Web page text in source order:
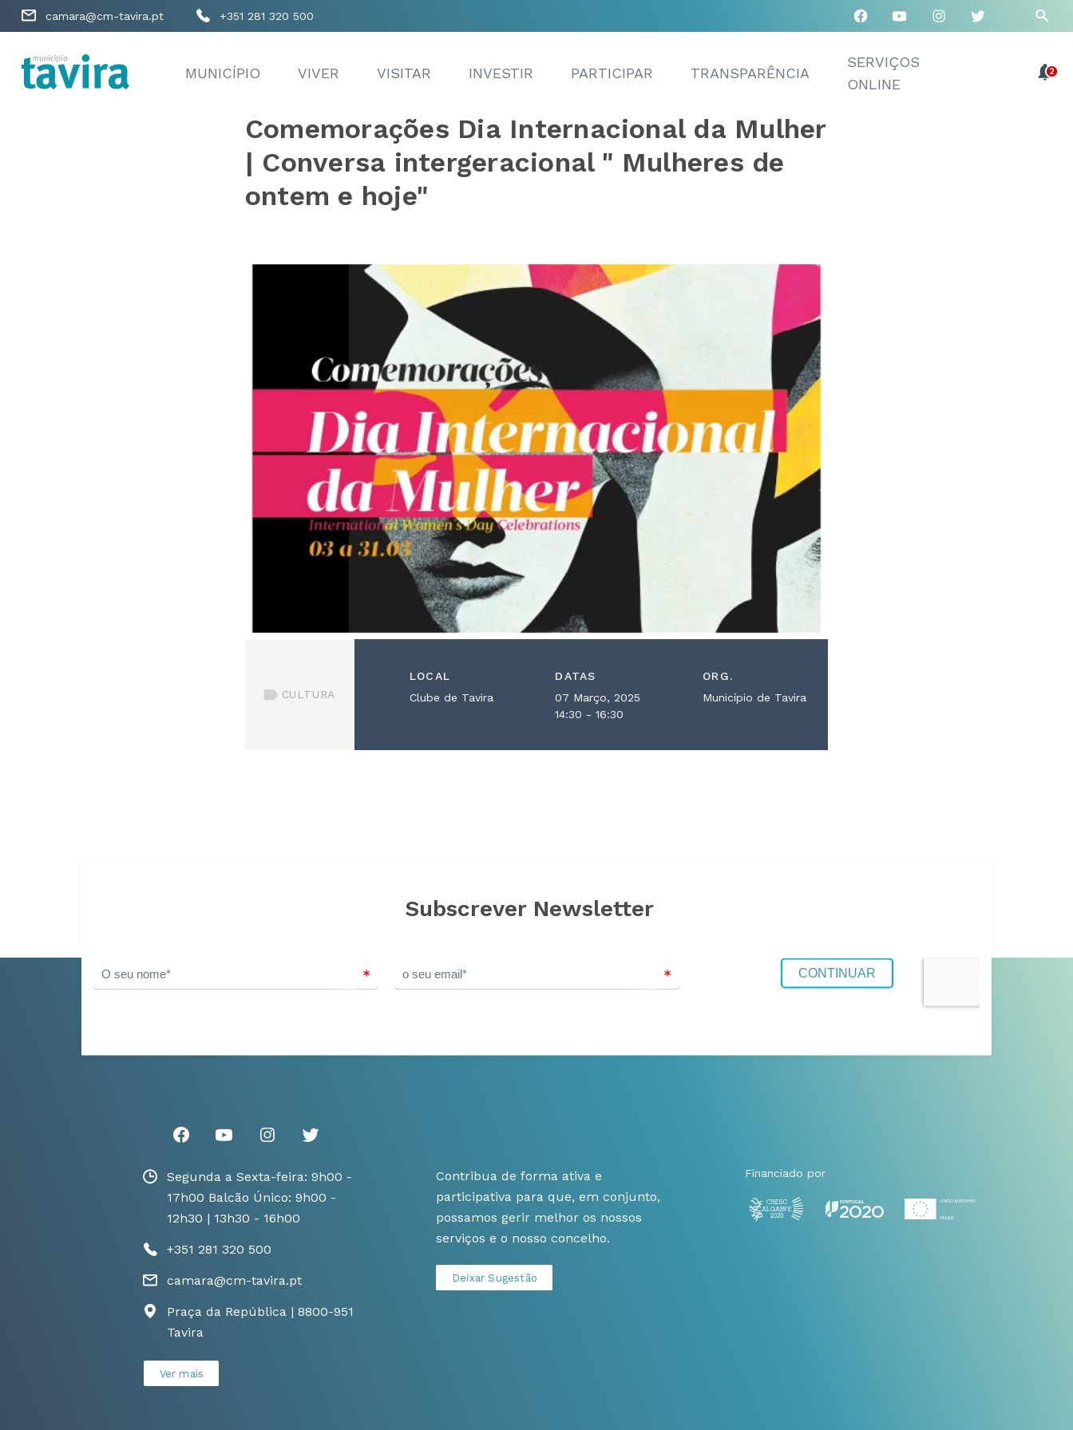
camara@cm-tavira.pt +351 281 320 500
MUNICÍPIO VIVER VISITAR INVESTIR PARTICIPAR TRANSPARÊNCIA
SERVIÇOS
ONLINE
2
Comemorações Dia Internacional da Mulher
| Conversa intergeracional " Mulheres de
ontem e hoje"
CULTURA
LOCAL
Clube de Tavira
DATAS
07 Março, 2025
14:30 - 16:30
ORG.
Município de Tavira
Subscrever Newsletter
Segunda a Sexta-feira: 9h00 -
17h00 Balcão Único: 9h00 -
12h30 | 13h30 - 16h00
+351 281 320 500
camara@cm-tavira.pt
Praça da República | 8800-951
Tavira
Ver mais
Contribua de forma ativa e
participativa para que, em conjunto,
possamos gerir melhor os nossos
serviços e o nosso concelho.
Deixar Sugestão
Financiado por